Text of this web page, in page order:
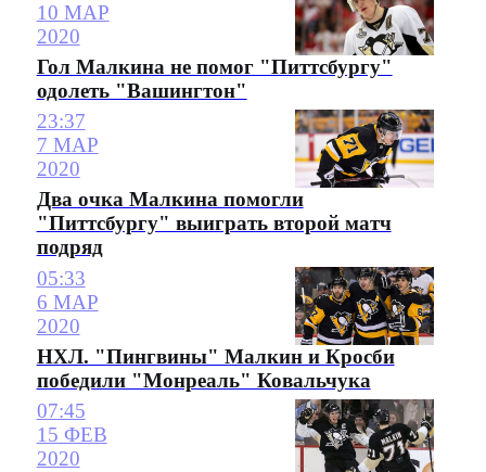
10 МАР
2020
Гол Малкина не помог "Питтсбургу"
одолеть "Вашингтон"
23:37
7 МАР
2020
Два очка Малкина помогли
"Питтсбургу" выиграть второй матч
подряд
05:33
6 МАР
2020
НХЛ. "Пингвины" Малкин и Кросби
победили "Монреаль" Ковальчука
07:45
15 ФЕВ
2020